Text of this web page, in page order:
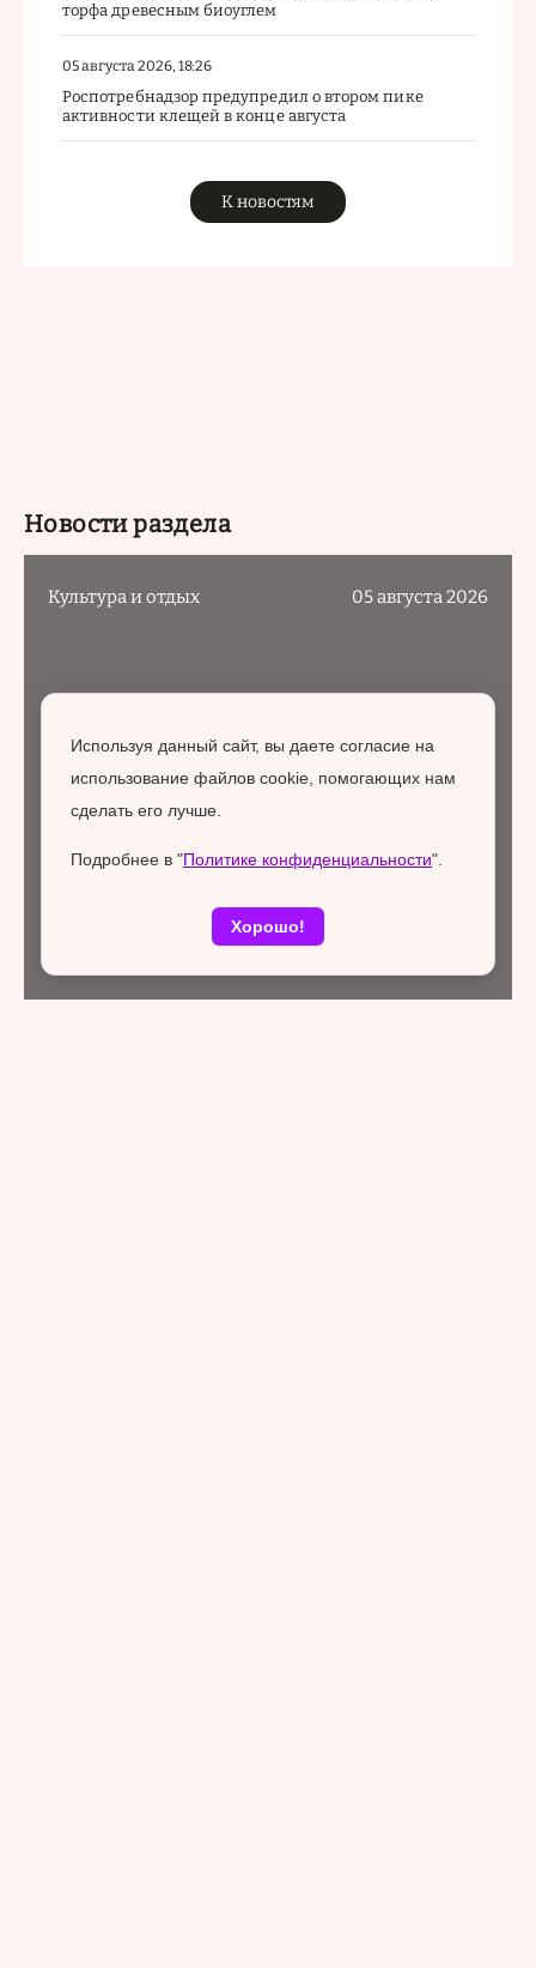
торфа древесным биоуглем
05 августа 2026, 18:26
Роспотребнадзор предупредил о втором пике
активности клещей в конце августа
К новостям
Новости раздела
Культура и отдых 05 августа 2026
Используя данный сайт, вы даете согласие на
использование файлов cookie, помогающих нам
сделать его лучше.
Подробнее в "Политике конфиденциальности".
Хорошо!